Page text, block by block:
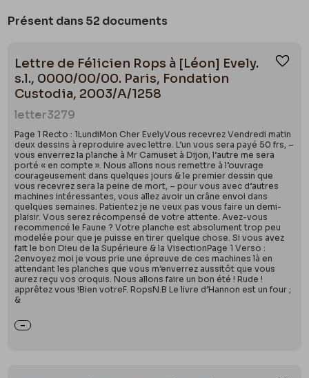
Présent dans 52 documents
Lettre de Félicien Rops à [Léon] Evely.
s.l., 0000/00/00. Paris, Fondation
Custodia, 2003/A/1258
letter3279
Page 1 Recto : 1LundiMon Cher EvelyVous recevrez Vendredi matin
deux dessins à reproduire avec lettre. L’un vous sera payé 50 frs, –
vous enverrez la planche à Mr Camuset à Dijon, l’autre me sera
porté « en compte ». Nous allons nous remettre à l’ouvrage
courageusement dans quelques jours & le premier dessin que
vous recevrez sera la peine de mort, – pour vous avec d’autres
machines intéressantes, vous allez avoir un crâne envoi dans
quelques semaines. Patientez je ne veux pas vous faire un demi-
plaisir. Vous serez récompensé de votre attente. Avez-vous
recommencé le Faune ? Votre planche est absolument trop peu
modelée pour que je puisse en tirer quelque chose. Si vous avez
fait le bon Dieu de la Supérieure & la VisectionPage 1 Verso :
2envoyez moi je vous prie une épreuve de ces machines là en
attendant les planches que vous m’enverrez aussitôt que vous
aurez reçu vos croquis. Nous allons faire un bon été ! Rude !
apprêtez vous !Bien votreF. RopsN.B Le livre d’Hannon est un four ;
&